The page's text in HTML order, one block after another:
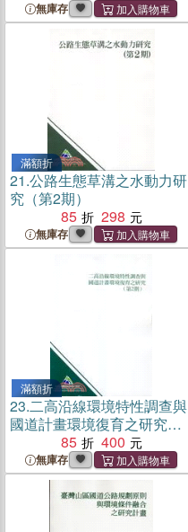
無庫存
滿額折
21.公路生態草溝之水動力研
究（第2期）
85
298
無庫存
滿額折
23.二高沿線環境特性調查與
國道計畫環境復育之研究
（第2期）
85 400
無庫存